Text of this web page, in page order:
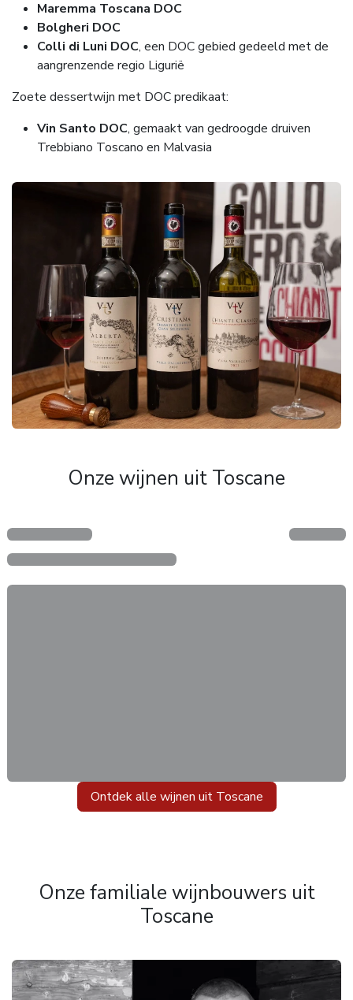
Maremma Toscana DOC
Bolgheri DOC
Colli di Luni DOC, een DOC gebied gedeeld met de
aangrenzende regio Ligurië
Zoete dessertwijn met DOC predikaat:
Vin Santo DOC, gemaakt van gedroogde druiven
Trebbiano Toscano en Malvasia
Onze wijnen uit Toscane
Ontdek alle wijnen uit Toscane
Onze familiale wijnbouwers uit
Toscane